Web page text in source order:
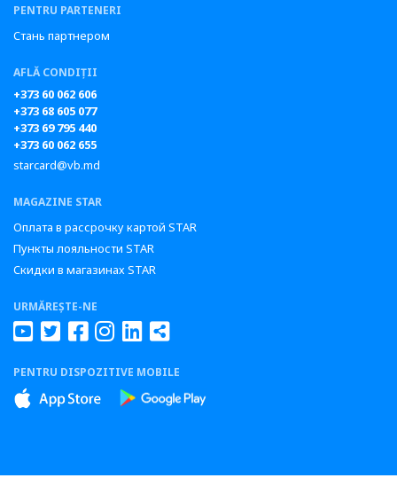
PENTRU PARTENERI
Стань партнером
AFLĂ CONDIȚII
+373 60 062 606
+373 68 605 077
+373 69 795 440
+373 60 062 655
starcard@vb.md
MAGAZINE STAR
Оплата в рассрочку картой STAR
Пункты лояльности STAR
Скидки в магазинах STAR
URMĂREȘTE-NE
PENTRU DISPOZITIVE MOBILE